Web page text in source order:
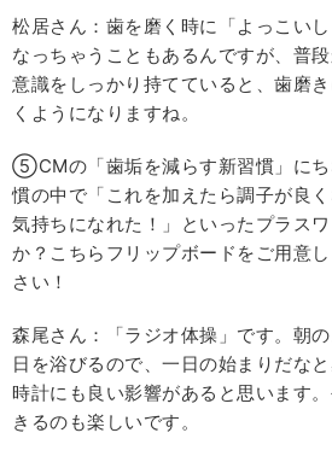
松居さん：歯を磨く時に「よっこい
なっちゃうこともあるんですが、普
意識をしっかり持てていると、歯磨
くようになりますね。
⑤CMの「歯垢を減らす新習慣」にち
慣の中で「これを加えたら調子が良
気持ちになれた！」といったプラス
か？こちらフリップボードをご用意
さい！
森尾さん：「ラジオ体操」です。朝
日を浴びるので、一日の始まりだな
時計にも良い影響があると思います
きるのも楽しいです。